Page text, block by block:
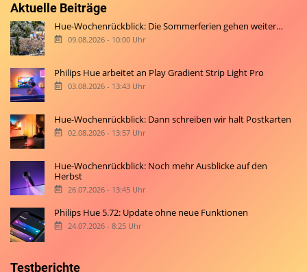
Aktuelle Beiträge
Hue-Wochenrückblick: Die Sommerferien gehen weiter…
09.08.2026 - 10:00 Uhr
Philips Hue arbeitet an Play Gradient Strip Light Pro
03.08.2026 - 13:43 Uhr
Hue-Wochenrückblick: Dann schreiben wir halt Postkarten
02.08.2026 - 13:57 Uhr
Hue-Wochenrückblick: Noch mehr Ausblicke auf den
Herbst
26.07.2026 - 13:45 Uhr
Philips Hue 5.72: Update ohne neue Funktionen
24.07.2026 - 8:25 Uhr
Testberichte